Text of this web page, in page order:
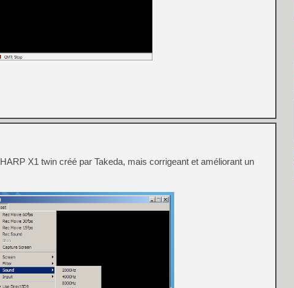
X1 twin créé par Takeda, mais corrigeant et améliorant un